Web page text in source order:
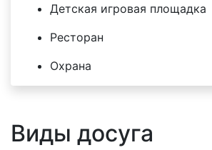
Детская игровая площадка
Ресторан
Охрана
Виды досуга